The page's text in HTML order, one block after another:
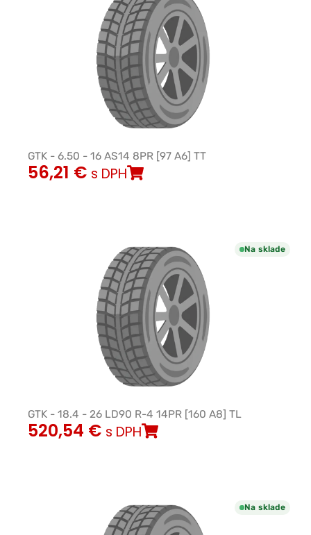
GTK - 6.50 - 16 AS14 8PR [97 A6] TT
56,21 € s DPH
Na sklade
GTK - 18.4 - 26 LD90 R-4 14PR [160 A8] TL
520,54 € s DPH
Na sklade